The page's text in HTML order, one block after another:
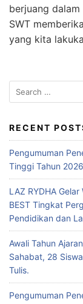
berjuang
SWT
yang kita
RECENT
Pengumuman
Tinggi Tahun 2026
LAZ RYDHA
BEST Tingkat
Pendidikan dan
Awali Tahun
Sahabat, 28
Tulis.
Pengumuman